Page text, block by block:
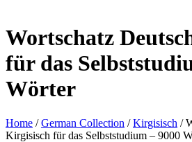
Wortschatz
für das
Wörter
Home /German Collection /Kirgisisch /
Kirgisisch für das Selbststudium – 9000